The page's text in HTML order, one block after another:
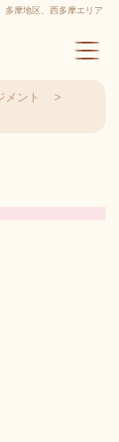
多摩地区、西多摩エリア
メント